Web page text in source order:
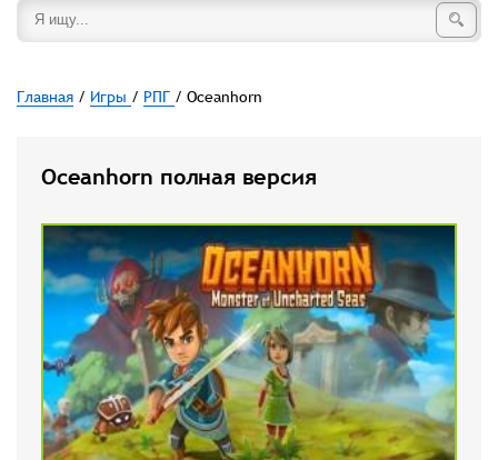
Главная / Игры / РПГ / Oceanhorn
Oceanhorn полная версия